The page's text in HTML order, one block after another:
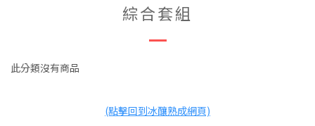
綜合套組
此分類沒有商品
(點擊回到冰釀熟成網頁)